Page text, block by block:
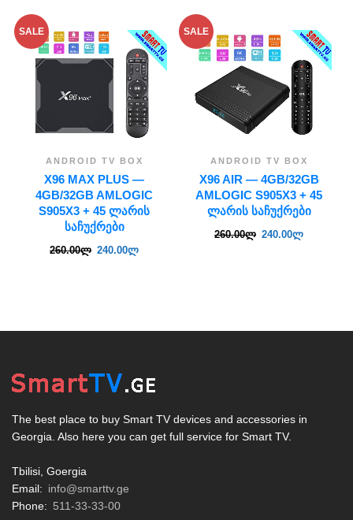
SALE
ANDROID TV BOX
X96 MAX PLUS —
4GB/32GB AMLOGIC
S905X3 + 45 ᲚᲐᲠᲘᲡ
ᲡᲐᲩᲣᲥᲠᲔᲑᲘ
260.00ლ 240.00ლ
SALE
ANDROID TV BOX
X96 AIR — 4GB/32GB
AMLOGIC S905X3 + 45
ᲚᲐᲠᲘᲡ ᲡᲐᲩᲣᲥᲠᲔᲑᲘ
260.00ლ 240.00ლ
The best place to buy Smart TV devices and accessories in
Georgia. Also here you can get full service for Smart TV.
Tbilisi, Goergia
Email: info@smarttv.ge
Phone: 511-33-33-00